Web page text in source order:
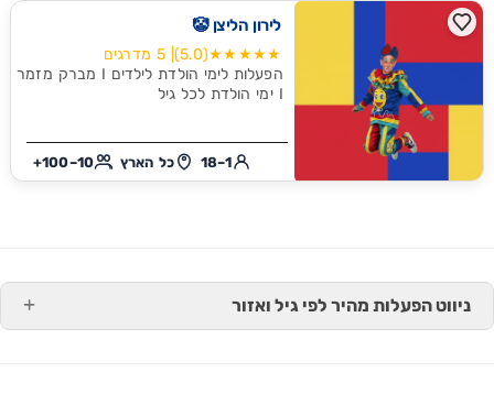
לירון הליצן 🤡
★★★★★
(5.0)
| 5 מדרגים
הפעלות לימי הולדת לילדים I מברק מזמר
‎I ימי הולדת לכל גיל
1–18 כל הארץ 10–100+
ניווט הפעלות מהיר לפי גיל ואזור